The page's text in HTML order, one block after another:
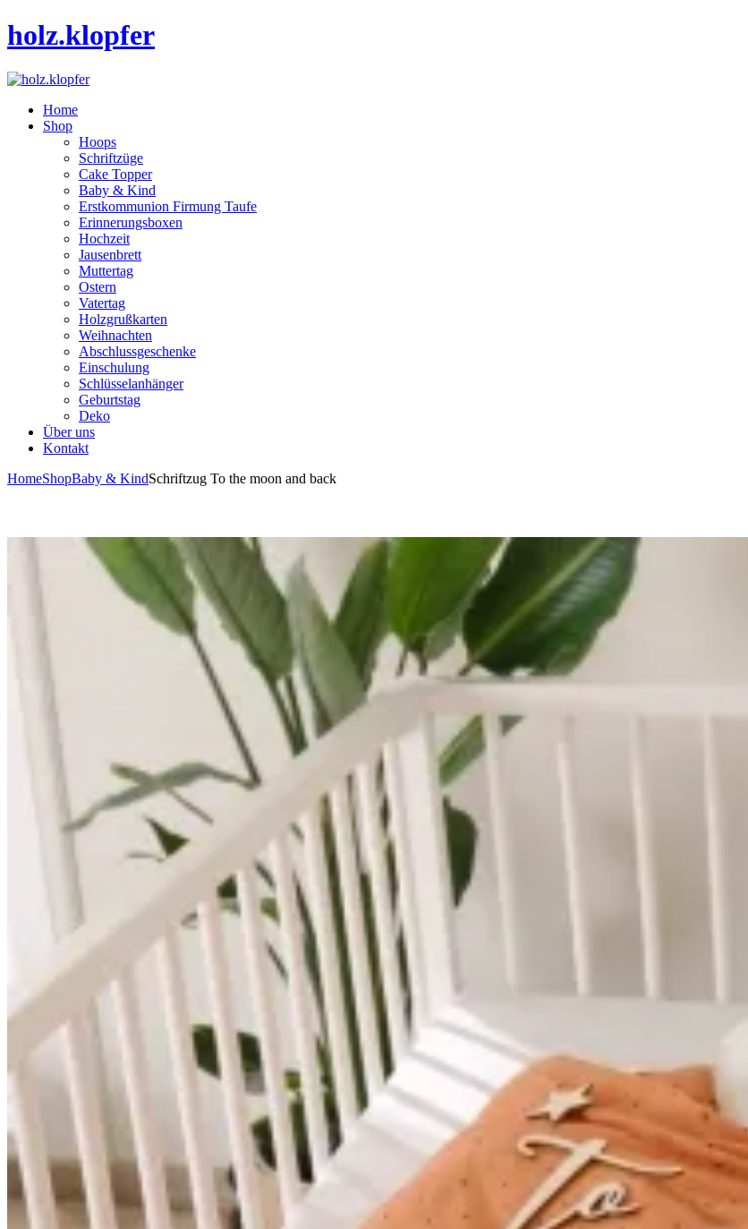
holz.klopfer
Home
Shop
Hoops
Schriftzüge
Cake Topper
Baby & Kind
Erstkommunion Firmung Taufe
Erinnerungsboxen
Hochzeit
Jausenbrett
Muttertag
Ostern
Vatertag
Holzgrußkarten
Weihnachten
Abschlussgeschenke
Einschulung
Schlüsselanhänger
Geburtstag
Deko
Über uns
Kontakt
HomeShopBaby & KindSchriftzug To the moon and back